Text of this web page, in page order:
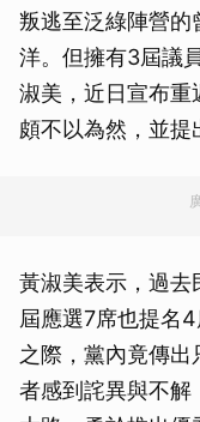
叛逃至泛綠陣營的
洋。但擁有3屆議
淑美，近日宣布重
頗不以為然，並提
黃淑美表示，過去
屆應選7席也提名
之際，黨內竟傳
者感到詫異與不解